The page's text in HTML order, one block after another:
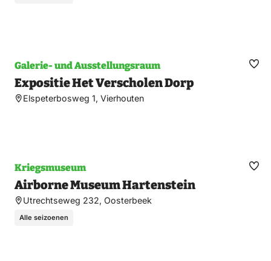
Galerie- und Ausstellungsraum
Expositie Het Verscholen Dorp
Elspeterbosweg 1, Vierhouten
Kriegsmuseum
Airborne Museum Hartenstein
Utrechtseweg 232, Oosterbeek
Alle seizoenen